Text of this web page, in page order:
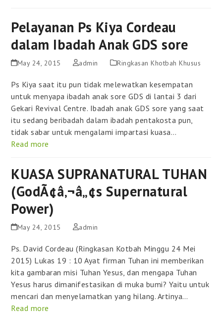
Pelayanan Ps Kiya Cordeau
dalam Ibadah Anak GDS sore
May 24, 2015 admin Ringkasan Khotbah Khusus
Ps Kiya saat itu pun tidak melewatkan kesempatan
untuk menyapa ibadah anak sore GDS di lantai 3 dari
Gekari Revival Centre. Ibadah anak GDS sore yang saat
itu sedang beribadah dalam ibadah pentakosta pun,
tidak sabar untuk mengalami impartasi kuasa…
Read more
KUASA SUPRANATURAL TUHAN
(GodÃ¢â‚¬â„¢s Supernatural
Power)
May 24, 2015 admin
Ps. David Cordeau (Ringkasan Kotbah Minggu 24 Mei
2015) Lukas 19 : 10 Ayat firman Tuhan ini memberikan
kita gambaran misi Tuhan Yesus, dan mengapa Tuhan
Yesus harus dimanifestasikan di muka bumi? Yaitu untuk
mencari dan menyelamatkan yang hilang. Artinya…
Read more